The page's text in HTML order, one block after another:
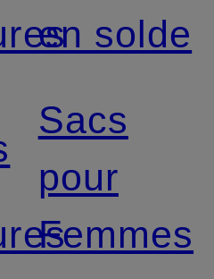
en solde
Sacs
pour
Femmes